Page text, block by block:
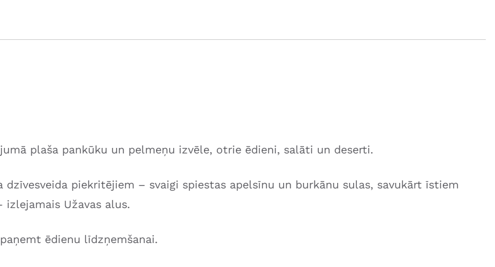
plaša pankūku un pelmeņu izvēle, otrie ēdieni, salāti un deserti.
dzīvesveida piekritējiem – svaigi spiestas apelsīnu un burkānu sulas, savukārt īstiem
izlejamais Užavas alus.
ēdienu līdzņemšanai.